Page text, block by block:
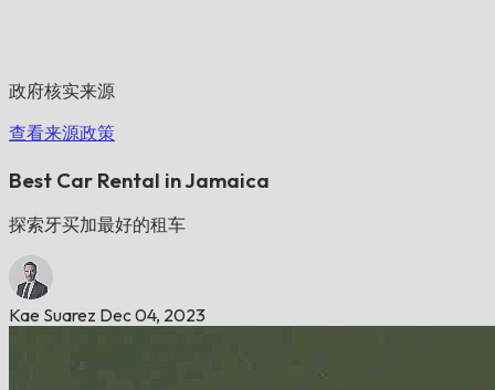
政府核实来源
查看来源政策
Best Car Rental in Jamaica
探索牙买加最好的租车
Kae Suarez Dec 04, 2023